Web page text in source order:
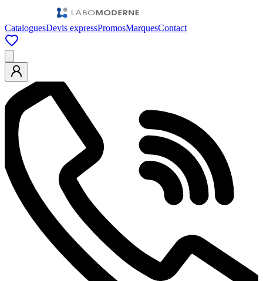
CataloguesDevis expressPromosMarquesContact